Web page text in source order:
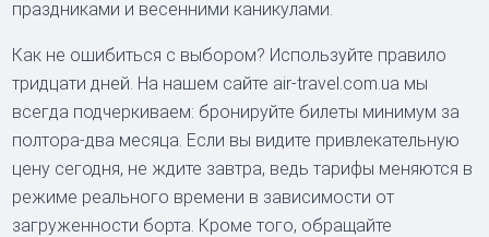
праздниками и весенними каникулами.
Как не ошибиться с выбором? Используйте правило
тридцати дней. На нашем сайте air-travel.com.ua мы
всегда подчеркиваем: бронируйте билеты минимум за
полтора-два месяца. Если вы видите привлекательную
цену сегодня, не ждите завтра, ведь тарифы меняются в
режиме реального времени в зависимости от
загруженности борта. Кроме того, обращайте